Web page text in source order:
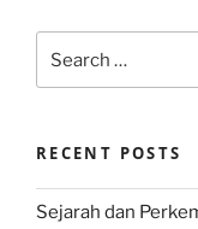
for:
RECENT POSTS
Sejarah dan